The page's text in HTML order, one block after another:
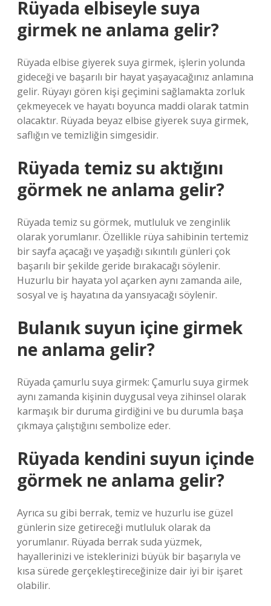
Rüyada elbiseyle suya
girmek ne anlama gelir?
Rüyada elbise giyerek suya girmek, işlerin yolunda
gideceği ve başarılı bir hayat yaşayacağınız anlamına
gelir. Rüyayı gören kişi geçimini sağlamakta zorluk
çekmeyecek ve hayatı boyunca maddi olarak tatmin
olacaktır. Rüyada beyaz elbise giyerek suya girmek,
saflığın ve temizliğin simgesidir.
Rüyada temiz su aktığını
görmek ne anlama gelir?
Rüyada temiz su görmek, mutluluk ve zenginlik
olarak yorumlanır. Özellikle rüya sahibinin tertemiz
bir sayfa açacağı ve yaşadığı sıkıntılı günleri çok
başarılı bir şekilde geride bırakacağı söylenir.
Huzurlu bir hayata yol açarken aynı zamanda aile,
sosyal ve iş hayatına da yansıyacağı söylenir.
Bulanık suyun içine girmek
ne anlama gelir?
Rüyada çamurlu suya girmek: Çamurlu suya girmek
aynı zamanda kişinin duygusal veya zihinsel olarak
karmaşık bir duruma girdiğini ve bu durumla başa
çıkmaya çalıştığını sembolize eder.
Rüyada kendini suyun içinde
görmek ne anlama gelir?
Ayrıca su gibi berrak, temiz ve huzurlu ise güzel
günlerin size getireceği mutluluk olarak da
yorumlanır. Rüyada berrak suda yüzmek,
hayallerinizi ve isteklerinizi büyük bir başarıyla ve
kısa sürede gerçekleştireceğinize dair iyi bir işaret
olabilir.